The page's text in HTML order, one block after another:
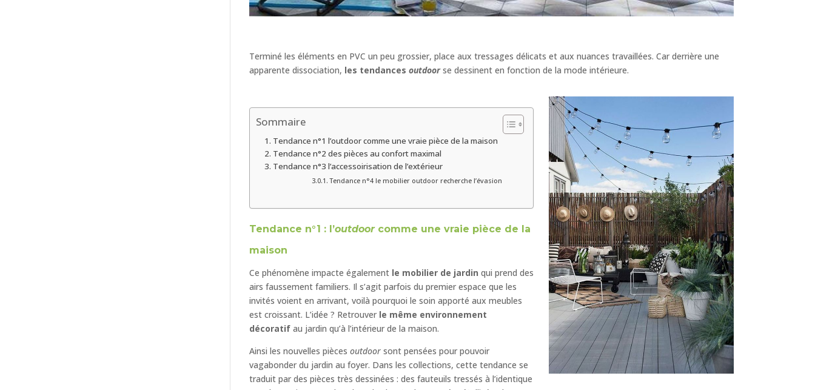
Terminé les éléments en PVC un peu grossier, place aux tressages délicats et aux nuances travaillées. Car derrière une
apparente dissociation, les tendancesoutdoor se dessinent en fonction de lamode intérieure.
Sommaire
Tendance n°1 l’outdoor comme une vraie pièce de la maison
Tendance n°2 des pièces au confort maximal
Tendance n°3 l’accessoirisation de l’extérieur
Tendance n°4 le mobilier outdoor recherche l’évasion
Tendance n°1 : l’outdoorcomme une vraie pièce de la
maison
Ce phénomène impacte également le mobilier de jardin qui prend des
airs faussement familiers. Il s’agit parfois du premier espace que les
invités voient en arrivant, voilà pourquoi le soin apporté aux meubles
est croissant. L’idée ? Retrouver le même environnement
décoratif au jardin qu’à l’intérieur de la maison.
Ainsi les nouvelles piècesoutdoor sont pensées pour pouvoir
vagabonder du jardin au foyer. Dans les collections, cette tendance se
traduit par des pièces très dessinées : des fauteuils tressés à l’identique